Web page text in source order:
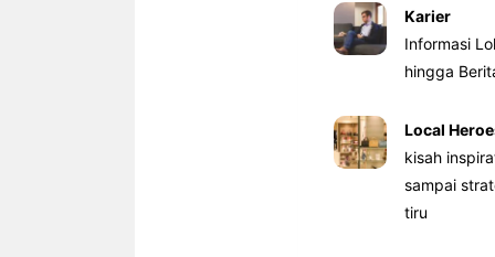
Karier
Informasi
hingga
Local
kisah
sampai
tiru